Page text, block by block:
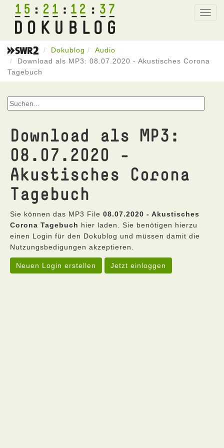
15 21 12 37
Dokublog
Audio
Download als MP3: 08.07.2020 - Akustisches Corona
Tagebuch
Download als MP3:
08.07.2020 -
Akustisches Corona
Tagebuch
Sie können das MP3 File 08.07.2020 - Akustisches
Corona Tagebuch hier laden. Sie benötigen hierzu
einen Login für den Dokublog und müssen damit die
Nutzungsbedigungen akzeptieren.
Neuen Login erstellen Jetzt einloggen